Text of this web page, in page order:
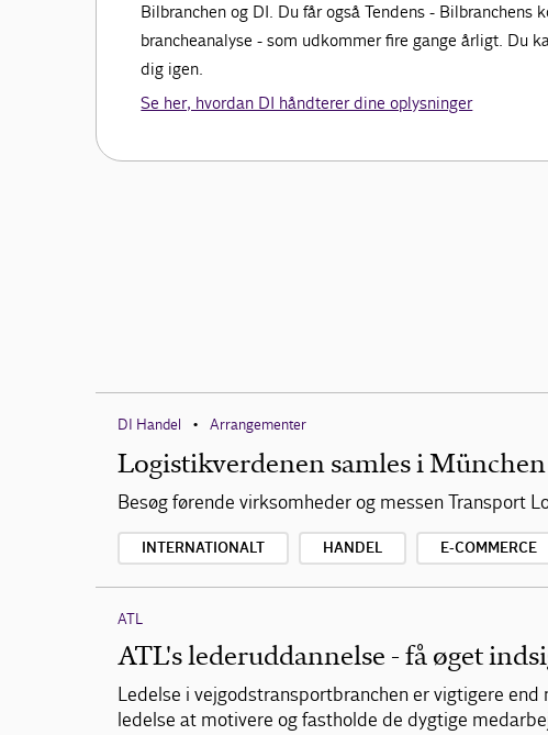
Bilbranchen og DI. Du får også Tendens - Bilbranchens
brancheanalyse - som udkommer fire gange årligt. Du
dig igen.
Se her, hvordan DI håndterer dine oplysninger
DI Handel • Arrangementer
Logistikverdenen samles i
Besøg førende virksomheder og messen Transport
INTERNATIONALT HANDEL E-COMMERCE
ATL
ATL's lederuddannelse - få øget
Ledelse i vejgodstransportbranchen er vigtigere
ledelse at motivere og fastholde de dygtige